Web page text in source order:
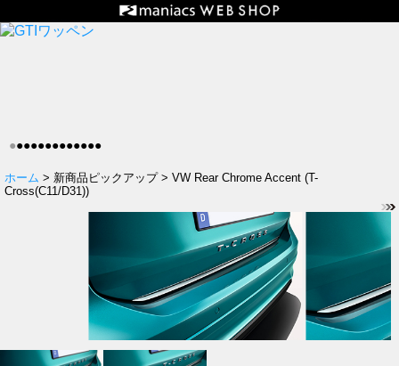
●●●●●●●●●●●●●
ホーム > 新商品ピックアップ > VW Rear Chrome Accent (T-
Cross(C11/D31))